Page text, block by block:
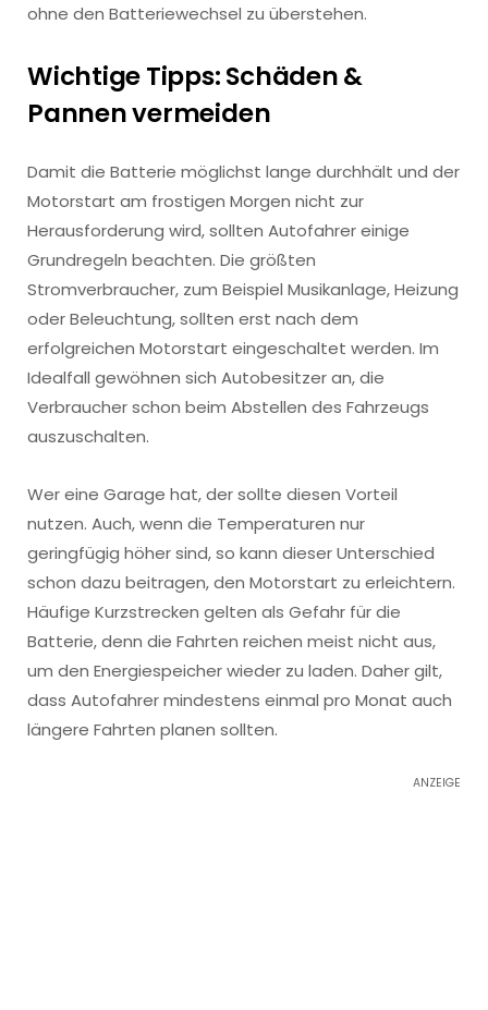
ohne den Batteriewechsel zu überstehen.
Wichtige Tipps: Schäden &
Pannen vermeiden
Damit die Batterie möglichst lange durchhält und der
Motorstart am frostigen Morgen nicht zur
Herausforderung wird, sollten Autofahrer einige
Grundregeln beachten. Die größten
Stromverbraucher, zum Beispiel Musikanlage, Heizung
oder Beleuchtung, sollten erst nach dem
erfolgreichen Motorstart eingeschaltet werden. Im
Idealfall gewöhnen sich Autobesitzer an, die
Verbraucher schon beim Abstellen des Fahrzeugs
auszuschalten.
Wer eine Garage hat, der sollte diesen Vorteil
nutzen. Auch, wenn die Temperaturen nur
geringfügig höher sind, so kann dieser Unterschied
schon dazu beitragen, den Motorstart zu erleichtern.
Häufige Kurzstrecken gelten als Gefahr für die
Batterie, denn die Fahrten reichen meist nicht aus,
um den Energiespeicher wieder zu laden. Daher gilt,
dass Autofahrer mindestens einmal pro Monat auch
längere Fahrten planen sollten.
ANZEIGE